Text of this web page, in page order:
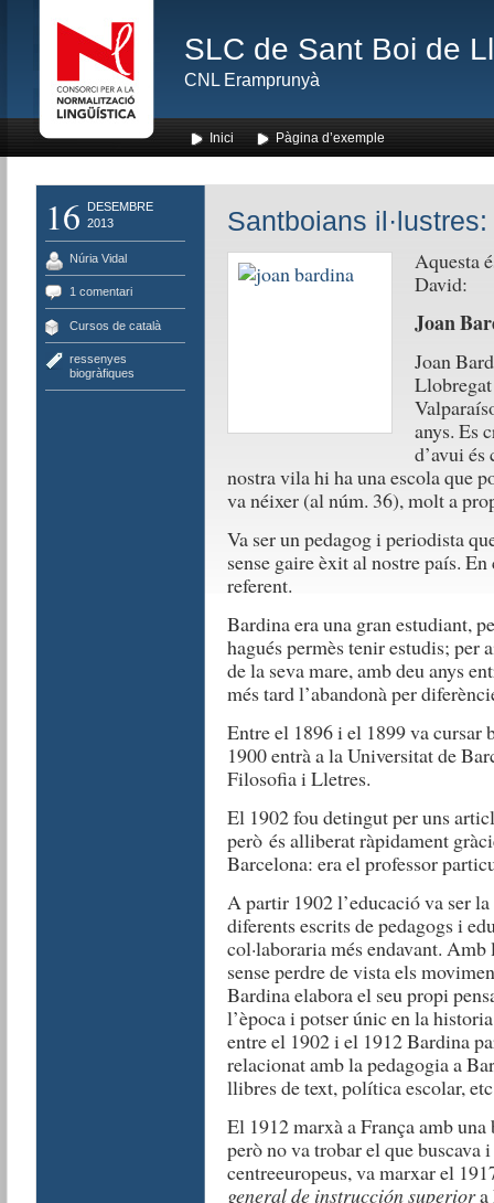
SLC de Sant Boi de
CNL Eramprunyà
Inici Pàgina d’exemple
16
DESEMBRE
2013
Núria Vidal
1 comentari
Cursos de català
ressenyes
biogràfiques
Santboians
Aquesta
David:
Joan
Joan
anys. Es
d’avui
nostra vila hi ha una escola que
va néixer (al núm. 36), molt a
Va ser un pedagog i periodista
sense gaire èxit al nostre país.
referent.
Bardina era una gran estudiant,
hagués permès tenir estudis; per
de la seva mare, amb deu anys
més tard l’abandonà per
Entre el 1896 i el 1899 va
1900 entrà a la Universitat de
Filosofia i Lletres.
El 1902 fou detingut per uns
però és alliberat ràpidament
Barcelona: era el professor
A partir 1902 l’educació va ser
diferents escrits de pedagogs i
col·laboraria més endavant.
sense perdre de vista els
Bardina elabora el seu propi
l’època i potser únic en la
entre el 1902 i el 1912 Bardina
relacionat amb la pedagogia a
llibres de text, política escolar,
El 1912 marxà a França amb
però no va trobar el que buscava
centreeuropeus, va marxar el
general de instrucción superiora